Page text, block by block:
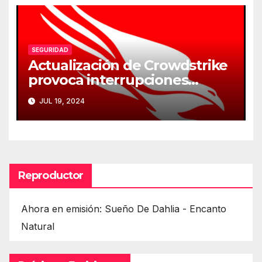
SEGURIDAD
Actualización de Crowdstrike
provoca interrupciones
masivas en servicios críticos
JUL 19, 2024
Reproductor
Ahora en emisión: Sueño De Dahlia - Encanto
Natural